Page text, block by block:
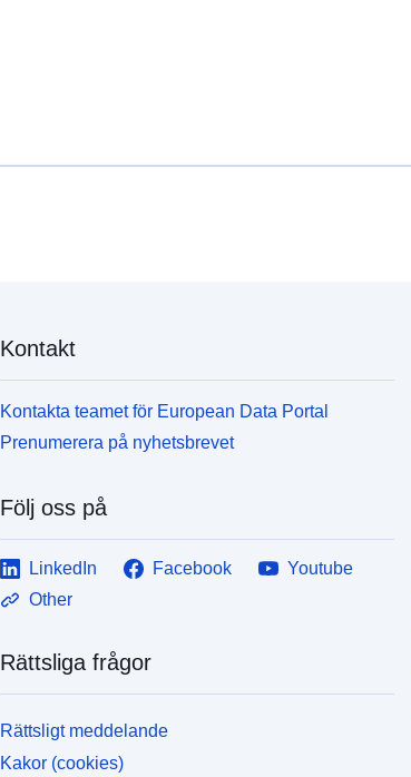
Kontakt
Kontakta teamet för European Data Portal
Prenumerera på nyhetsbrevet
Följ oss på
LinkedIn Facebook
Youtube
Other
Rättsliga frågor
Rättsligt meddelande
Kakor (cookies)